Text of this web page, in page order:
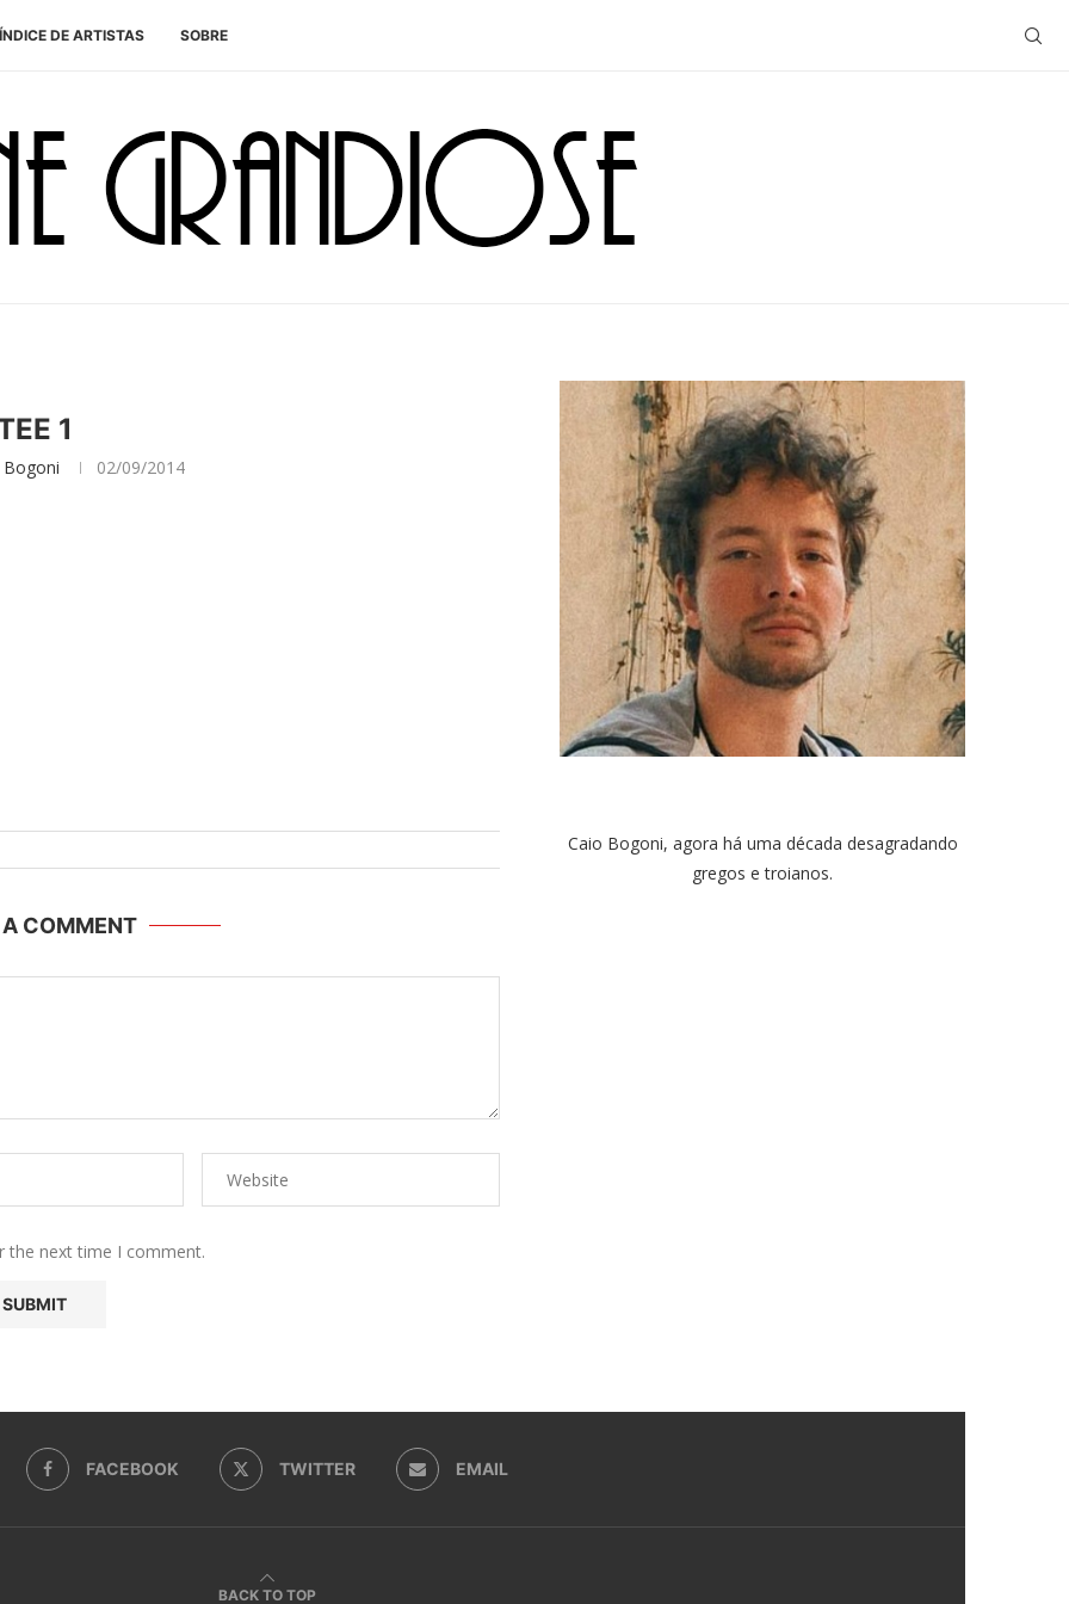
ÍNDICE DE ARTISTAS SOBRE
1
Bogoni 02/09/2014
A COMMENT
the next time I comment.
Caio Bogoni, agora há uma década desagradando
gregos e troianos.
FACEBOOK TWITTER EMAIL
BACK TO TOP